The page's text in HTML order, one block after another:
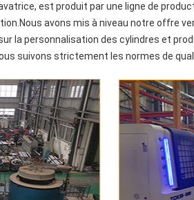
est produit par une ligne de
avons mis à niveau notre offre
la personnalisation des cylindres et
suivons strictement les normes de